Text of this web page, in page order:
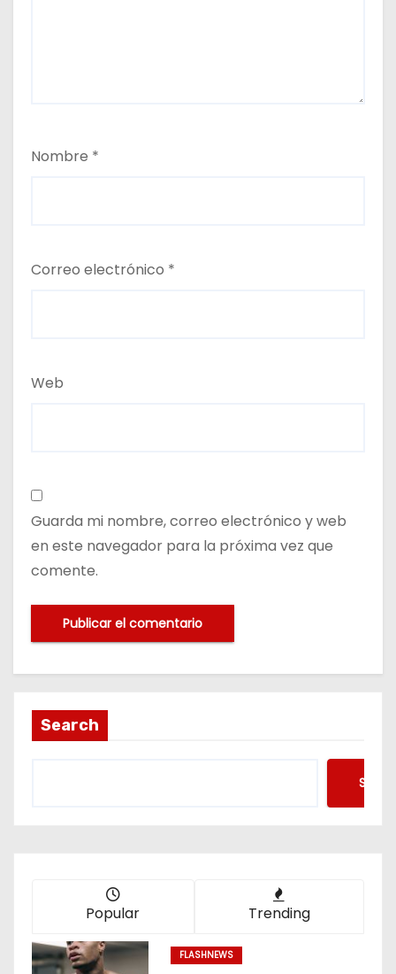
Nombre *
Correo electrónico *
Web
Guarda mi nombre, correo electrónico y web
en este navegador para la próxima vez que
comente.
Search
Popular Trending
FLASHNEWS